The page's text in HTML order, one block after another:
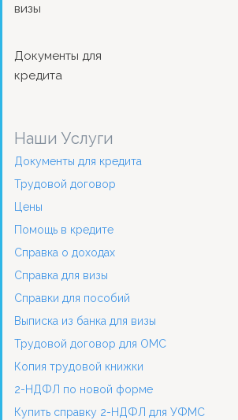
визы
Документы для
кредита
Наши Услуги
Документы для кредита
Трудовой договор
Цены
Помощь в кредите
Справка о доходах
Справка для визы
Справки для пособий
Выписка из банка для визы
Трудовой договор для ОМС
Копия трудовой книжки
2-НДФЛ по новой форме
Купить справку 2-НДФЛ для УФМС